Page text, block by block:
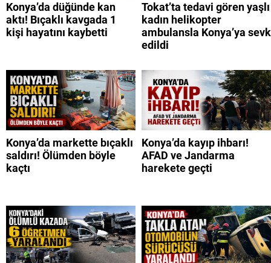
Konya’da düğünde kan
aktı! Bıçaklı kavgada 1
kişi hayatını kaybetti
Tokat’ta tedavi gören yaşlı
kadın helikopter
ambulansla Konya’ya sevk
edildi
Konya’da markette bıçaklı
saldırı! Ölümden böyle
kaçtı
Konya’da kayıp ihbarı!
AFAD ve Jandarma
harekete geçti